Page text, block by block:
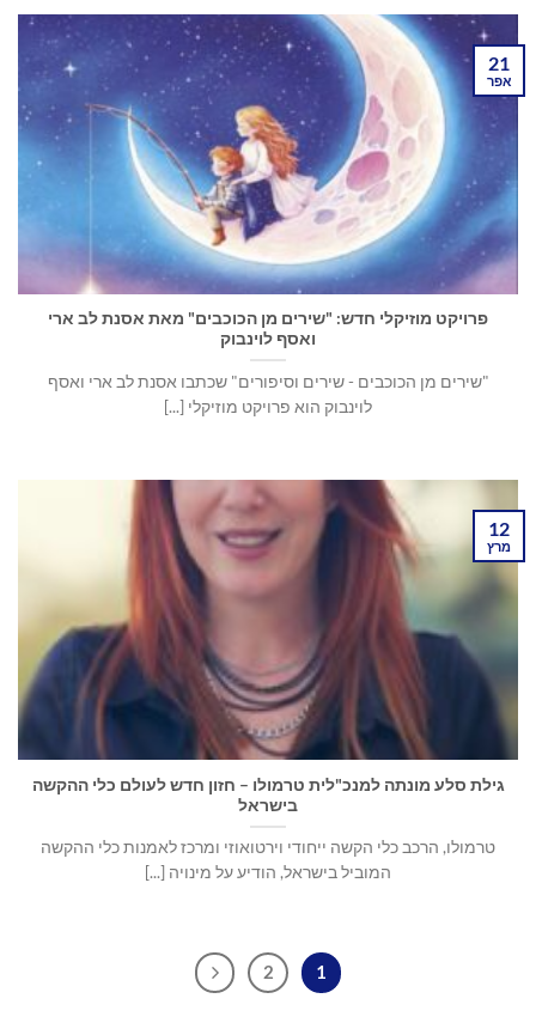
פרויקט מוזיקלי חדש: "שירים מן הכוכבים" מאת אסנת לב ארי
ואסף לוינבוק
"שירים מן הכוכבים - שירים וסיפורים" שכתבו אסנת לב ארי ואסף
לוינבוק הוא פרויקט מוזיקלי [...]
21
אפר
גילת סלע מונתה למנכ"לית טרמולו – חזון חדש לעולם כלי ההקשה
בישראל
טרמולו, הרכב כלי הקשה ייחודי וירטואוזי ומרכז לאמנות כלי ההקשה
המוביל בישראל, הודיע על מינויה [...]
12
מרץ
1
2